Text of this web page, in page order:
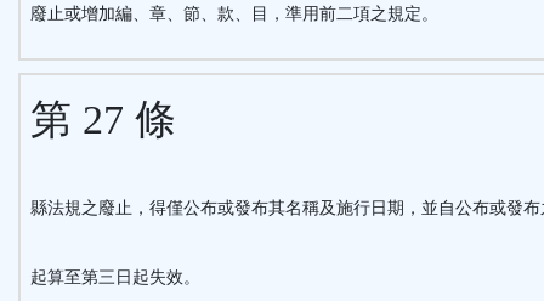
廢止或增加編、章、節、款、目，準用前二項之規定。
第 27 條
縣法規之廢止，得僅公布或發布其名稱及施行日期，並自公布或發布
起算至第三日起失效。